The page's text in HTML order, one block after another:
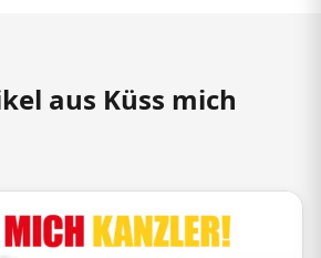
aus Küss mich